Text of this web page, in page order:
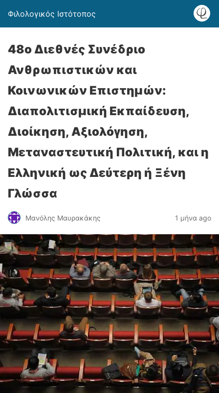
Φιλολογικός Ιστότοπος
48ο Διεθνές Συνέδριο
Ανθρωπιστικών και
Κοινωνικών Επιστημών:
Διαπολιτισμική Εκπαίδευση,
Διοίκηση, Αξιολόγηση,
Μεταναστευτική Πολιτική, και η
Ελληνική ως Δεύτερη ή Ξένη
Γλώσσα
Μανόλης Μαυρακάκης 1 μήνα ago